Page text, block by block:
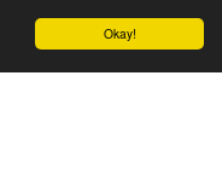
Okay!